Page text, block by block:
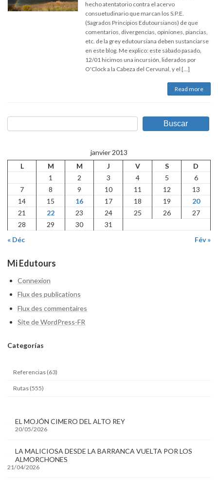
hecho atentatorio contra el acervo
consuetudinario que marcan los S.P.E.
(Sagrados Principios Edutoursianos) de que
comentarios, divergencias, opiniones, piancias,
etc. de la grey edutoursiana deben sustanciarse
en este blog. Me explico: este sábado pasado,
12/01 hicimos una incursión, liderados por
O'Clock a la Cabeza del Cervunal, y el […]
Read more
Buscar
janvier 2013
L
M M J V S
D
1
2 3 4 5
6
7
8 9 10 11 12
13
14
15 16 17 18 19
20
21
22 23 24 25 26
27
28
29 30
31
« Déc
Fév »
Mi Edutours
Connexion
Flux des publications
Flux des commentaires
Site de WordPress-FR
Categorías
Referencias (63)
Rutas (555)
EL MOJÓN CIMERO DEL ALTO REY
20/05/2026
LA MALICIOSA DESDE LA BARRANCA VUELTA POR LOS
ALMORCHONES
21/04/2026